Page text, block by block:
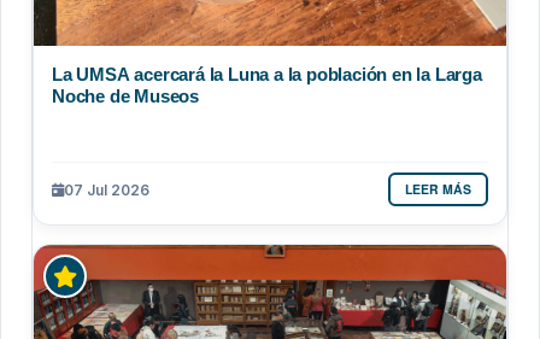
La UMSA acercará la Luna a la población en la Larga
Noche de Museos
07 Jul 2026 LEER MÁS